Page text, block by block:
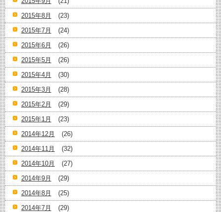
2015年8月
(23)
2015年7月
(24)
2015年6月
(26)
2015年5月
(26)
2015年4月
(30)
2015年3月
(28)
2015年2月
(29)
2015年1月
(23)
2014年12月
(26)
2014年11月
(32)
2014年10月
(27)
2014年9月
(29)
2014年8月
(25)
2014年7月
(29)